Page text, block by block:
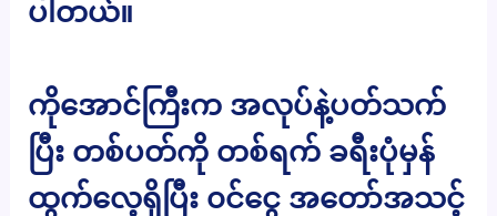
ပါတယ်။
ကိုအောင်ကြီးက အလုပ်နဲ့ပတ်သက်
ပြီး တစ်ပတ်ကို တစ်ရက် ခရီးပုံမှန်
ထွက်လေ့ရှိပြီး ၀င်ငွေ အတော်အသင့်